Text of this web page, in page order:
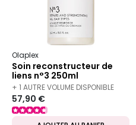
Olaplex
Soin reconstructeur de
liens n°3 250ml
+ 1 AUTRE VOLUME DISPONIBLE
57,90 €